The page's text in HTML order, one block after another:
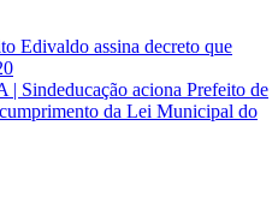
assina decreto que
aciona Prefeito de
da Lei Municipal do